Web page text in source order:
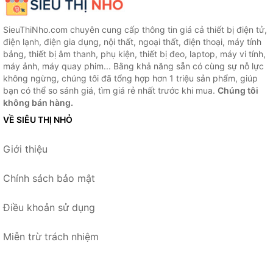
SieuThiNho.com chuyên cung cấp thông tin giá cả thiết bị điện tử,
điện lạnh, điện gia dụng, nội thất, ngoại thất, điện thoại, máy tính
bảng, thiết bị âm thanh, phụ kiện, thiết bị đeo, laptop, máy vi tính,
máy ảnh, máy quay phim... Bằng khả năng sẵn có cùng sự nỗ lực
không ngừng, chúng tôi đã tổng hợp hơn 1 triệu sản phẩm, giúp
bạn có thể so sánh giá, tìm giá rẻ nhất trước khi mua. Chúng tôi
không bán hàng.
VỀ SIÊU THỊ NHỎ
Giới thiệu
Chính sách bảo mật
Điều khoản sử dụng
Miễn trừ trách nhiệm